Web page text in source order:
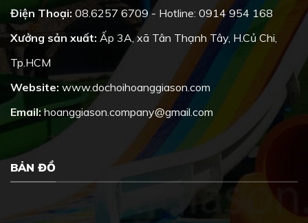
Điện Thoại: 08.6257 6709 - Hotline: 0914 954 168
Xưởng sản xuất: Ấp 3A, xã Tân Thạnh Tây, H.Củ Chi,
Tp.HCM
Website: www.dochoihoanggiason.com
Email:hoanggiason.company@gmail.com
BẢN ĐỒ